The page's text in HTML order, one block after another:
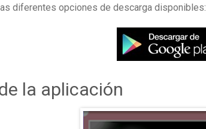
diferentes opciones de descarga disponibles:
la aplicación